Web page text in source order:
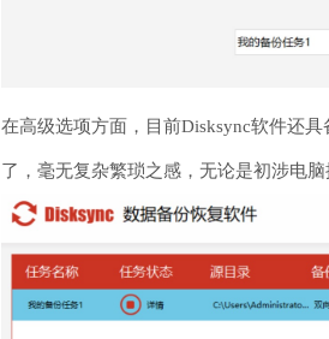
在高级选项方面，目前Disksync软件还
了，毫无复杂繁琐之感，无论是初涉电